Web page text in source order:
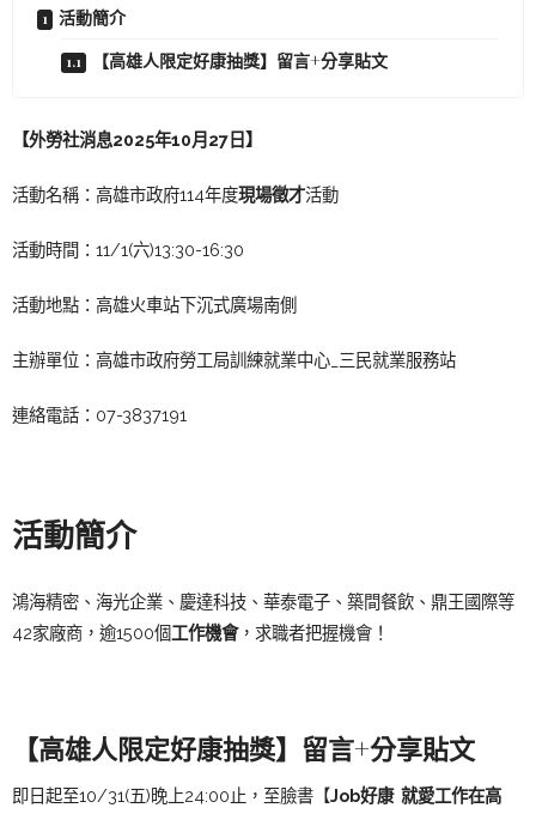
活動簡介
【高雄人限定好康抽獎】留言+分享貼文
【外勞社消息2025年10月27日】
活動名稱：高雄市政府114年度現場徵才活動
活動時間：11/1(六)13:30-16:30
活動地點：高雄火車站下沉式廣場南側
主辦單位：高雄市政府勞工局訓練就業中心_三民就業服務站
連絡電話：07-3837191
活動簡介
鴻海精密、海光企業、慶達科技、華泰電子、築間餐飲、鼎王國際等
42家廠商，逾1500個工作機會，求職者把握機會！
【高雄人限定好康抽獎】留言+分享貼文
即日起至10/31(五)晚上24:00止，至臉書【Job好康 就愛工作在高